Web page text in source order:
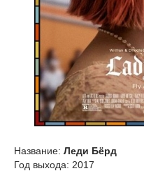
Название: Леди Бёрд
Год выхода: 2017